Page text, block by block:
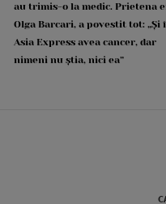
au trimis-o la medic. Prietena
Olga Barcari, a povestit tot: „Și
Asia Express avea cancer, dar
nimeni nu știa, nici ea”